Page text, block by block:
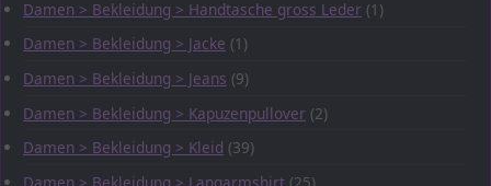
Damen > Bekleidung > Handtasche gross Leder (1)
Damen > Bekleidung > Jacke (1)
Damen > Bekleidung > Jeans (9)
Damen > Bekleidung > Kapuzenpullover (2)
Damen > Bekleidung > Kleid (39)